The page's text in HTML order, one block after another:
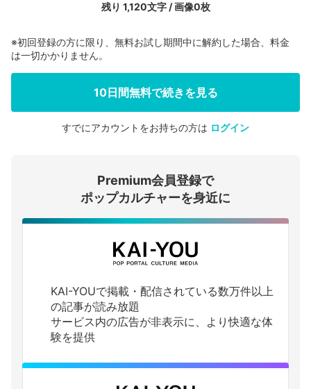
残り 1,120文字 / 画像0枚
会員登録する
ログインする
※初回登録の方に限り、無料お試し期間中に解約した場合、料金
は一切かかりません。
10日間無料で続きを見る
すでにアカウントをお持ちの方は ログイン
Premium会員登録で
ポップカルチャーを身近に
KAI-YOUで掲載・配信されている数万件以上
の記事が読み放題
サービス内の広告が非表示に、より快適な体
験を提供